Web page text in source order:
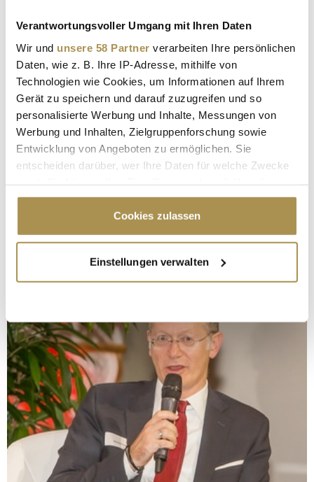
Verantwortungsvoller Umgang mit Ihren Daten
Wir und unsere 58 Partner verarbeiten Ihre persönlichen
Daten, wie z. B. Ihre IP-Adresse, mithilfe von
Technologien wie Cookies, um Informationen auf Ihrem
Gerät zu speichern und darauf zuzugreifen und so
personalisierte Werbung und Inhalte, Messungen von
Werbung und Inhalten, Zielgruppenforschung sowie
Entwicklung von Angeboten zu ermöglichen. Sie
entscheiden darüber, wer Ihre Daten für welche Zwecke
Cookie-Erklärung oder durch Klicken auf das Privacy
Trigger Symbol ändern oder widerrufen
Informationen über Ihre geografische Lage
erfassen, welche bis auf einige Meter genau sein
bestimmten Merkmalen (Fingerprinting) identifizieren
Erfahren Sie mehr darüber, wie Ihre persönlichen Daten
verarbeitet werden, und legen Sie Ihre Präferenzen im
Abschnitt Einzelheiten
fest.
Wir verwenden Cookies, um Inhalte und Anzeigen zu
personalisieren, Funktionen für soziale Medien anbieten
zu können und die Zugriffe auf unsere Website zu
analysieren. Außerdem geben wir Informationen zu Ihrer
Cookies zulassen
Einstellungen verwalten